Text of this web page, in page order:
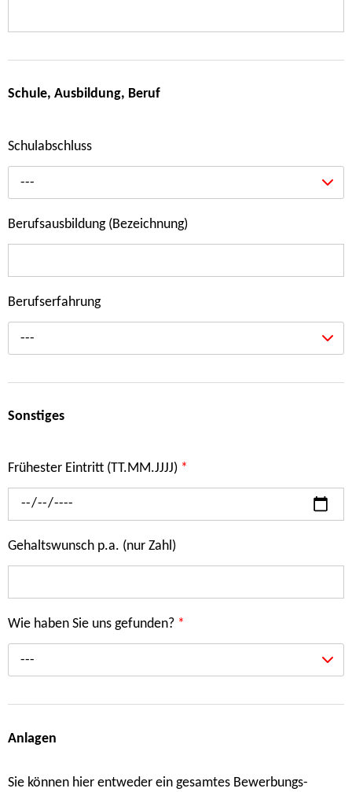
Schule, Ausbildung, Beruf
Schulabschluss
---
Berufsausbildung (Bezeichnung)
Berufserfahrung
---
Sonstiges
Frühester Eintritt (TT.MM.JJJJ) *
Gehaltswunsch p.a. (nur Zahl)
Wie haben Sie uns gefunden? *
---
Anlagen
Sie können hier entweder ein gesamtes Bewerbungs-